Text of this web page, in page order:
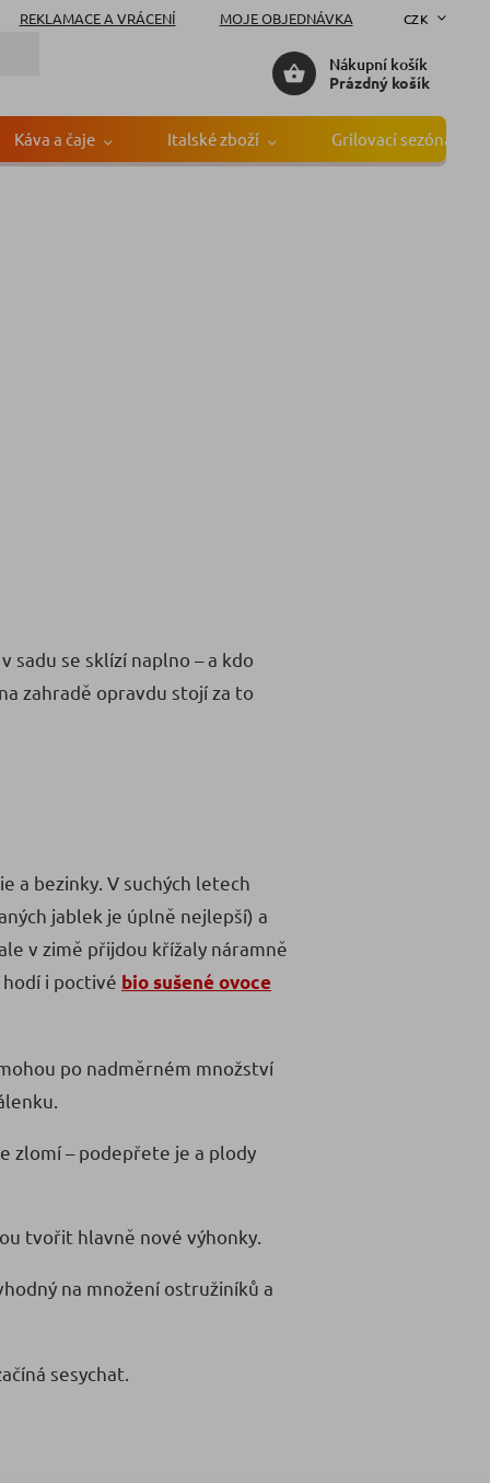
REKLAMACE A VRÁCENÍ MOJE OBJEDNÁVKA CZK
Nákupní košík
Prázdný košík
Káva a čaje Italské zboží Grilovací sezóna
sadu se sklízí naplno – a kdo
zahradě opravdu stojí za to
a bezinky. V suchých letech
jablek je úplně nejlepší) a
v zimě přijdou křížaly náramně
i poctivé bio sušené ovoce
po nadměrném množství
zlomí – podepřete je a plody
tvořit hlavně nové výhonky.
na množení ostružiníků a
sesychat.